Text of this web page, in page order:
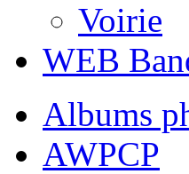
Voirie
WEB
Albums
AWPCP